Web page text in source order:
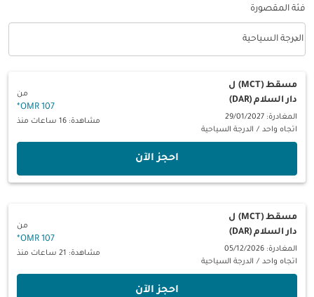
فئة المقصورة
فئة المقصورة option الدرجة السياحية Selected
الدرجة السياحية
keyboard_arrow_down
مسقط (MCT)
ل
دار السلام (DAR)
المغادرة: 29/01/2027
اتجاه واحد / الدرجة السياحية
من
107 OMR
*
مشاهدة: 16 ساعات منذ
‫احجز الآن‬
مسقط (MCT)
ل
دار السلام (DAR)
المغادرة: 05/12/2026
اتجاه واحد / الدرجة السياحية
من
107 OMR
*
مشاهدة: 21 ساعات منذ
‫احجز الآن‬